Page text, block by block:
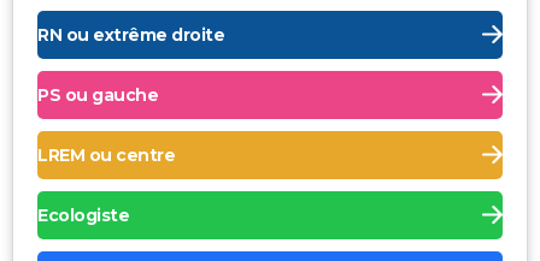
RN ou extrême droite
PS ou gauche
LREM ou centre
Ecologiste